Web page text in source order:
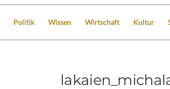
Politik Wissen Wirtschaft Kultur